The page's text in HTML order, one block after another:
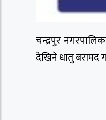
चन्द्रपुर
देखिने धातु बरामद